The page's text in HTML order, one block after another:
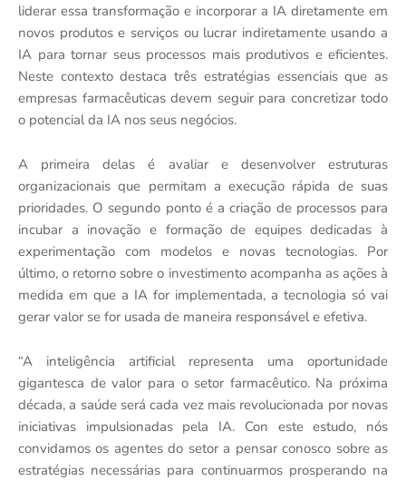
liderar essa transformação e incorporar a IA diretamente em
novos produtos e serviços ou lucrar indiretamente usando a
IA para tornar seus processos mais produtivos e eficientes.
Neste contexto destaca três estratégias essenciais que as
empresas farmacêuticas devem seguir para concretizar todo
o potencial da IA nos seus negócios.
A primeira delas é avaliar e desenvolver estruturas
organizacionais que permitam a execução rápida de suas
prioridades. O segundo ponto é a criação de processos para
incubar a inovação e formação de equipes dedicadas à
experimentação com modelos e novas tecnologias. Por
último, o retorno sobre o investimento acompanha as ações à
medida em que a IA for implementada, a tecnologia só vai
gerar valor se for usada de maneira responsável e efetiva.
“A inteligência artificial representa uma oportunidade
gigantesca de valor para o setor farmacêutico. Na próxima
década, a saúde será cada vez mais revolucionada por novas
iniciativas impulsionadas pela IA. Con este estudo, nós
convidamos os agentes do setor a pensar conosco sobre as
estratégias necessárias para continuarmos prosperando na